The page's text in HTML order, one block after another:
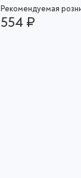
Рекомендуемая
554 ₽